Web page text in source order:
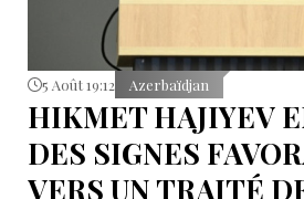
5 Août 19:12 Azerbaïdjan
HIKMET HAJIYEV
DES SIGNES
VERS UN TRAITÉ